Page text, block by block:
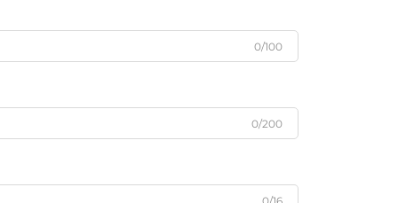
0/100
0/200